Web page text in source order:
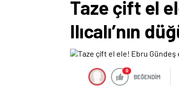
Taze çift el
Ilıcalı’nın
0
BEĞENDİM